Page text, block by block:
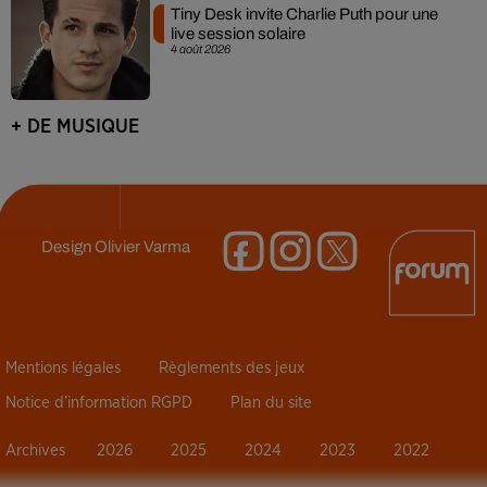
4 août 2026
Tiny Desk invite Charlie Puth pour une
live session solaire
+ DE MUSIQUE
DesignOlivier Varma
Mentions légales Règlements des jeux
Notice d’information RGPD Plan du site
Archives 2026 2025 2024 2023 2022